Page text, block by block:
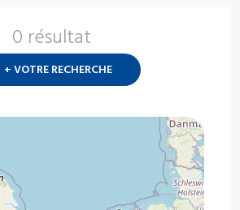
0 résultat
+ VOTRE RECHERCHE